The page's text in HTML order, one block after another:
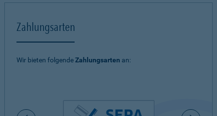
Zahlungsarten
Wir bieten folgendeZahlungsarten an: